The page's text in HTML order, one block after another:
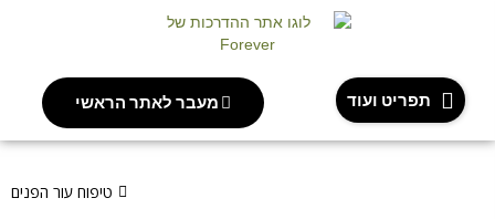
תפריט ועוד מעבר לאתר הראשי
אלפא E פקטור
טיפוח עור הפנים